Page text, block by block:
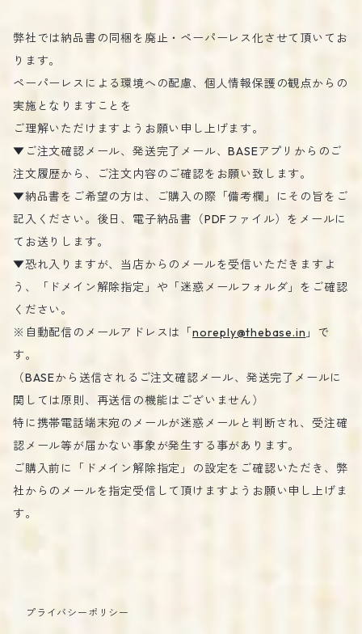
弊社では納品書の同梱を廃止・ペーパーレス化させて頂いてお
ります。
ペーパーレスによる環境への配慮、個人情報保護の観点からの
実施となりますことを
ご理解いただけますようお願い申し上げます。
▼ご注文確認メール、発送完了メール、BASEアプリからのご
注文履歴から、ご注文内容のご確認をお願い致します。
▼納品書をご希望の方は、ご購入の際「備考欄」にその旨をご
記入ください。後日、電子納品書（PDFファイル）をメールに
てお送りします。
▼恐れ入りますが、当店からのメールを受信いただきますよ
う、「ドメイン解除指定」や「迷惑メールフォルダ」をご確認
ください。
※自動配信のメールアドレスは「noreply@thebase.in 」で
す。
（BASEから送信されるご注文確認メール、発送完了メールに
関しては原則、再送信の機能はございません）
特に携帯電話端末宛のメールが迷惑メールと判断され、受注確
認メール等が届かない事象が発生する事があります。
ご購入前に「ドメイン解除指定」の設定をご確認いただき、弊
社からのメールを指定受信して頂けますようお願い申し上げま
す。
プライバシーポリシー